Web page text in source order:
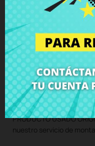
Pie de goma
EasyNote
P253
CompraPie de goma
TE11HC Acer Travelmate
PRODUCTO USADO
nuestro servicio de